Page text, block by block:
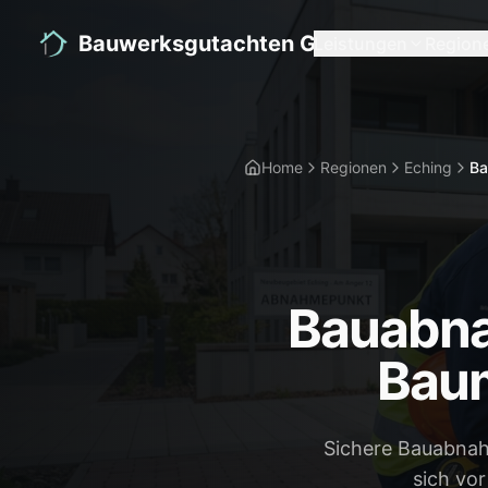
Bauwerksgutachten GmbH
Home Regionen Eching
Sichere
sich